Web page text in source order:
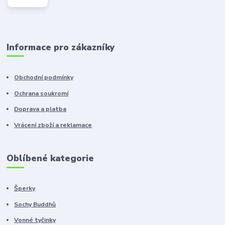
Informace pro zákazníky
Obchodní podmínky
Ochrana soukromí
Doprava a platba
Vrácení zboží a reklamace
Oblíbené kategorie
Šperky
Sochy Buddhů
Vonné tyčinky